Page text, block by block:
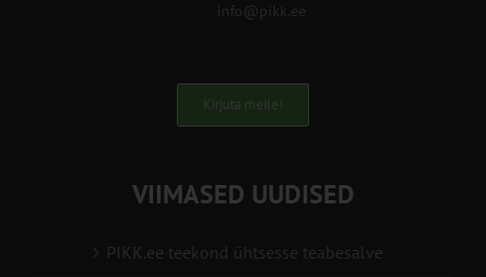
info@pikk.ee
Kirjuta meile!
VIIMASED UUDISED
PIKK.ee teekond ühtsesse teabesalve